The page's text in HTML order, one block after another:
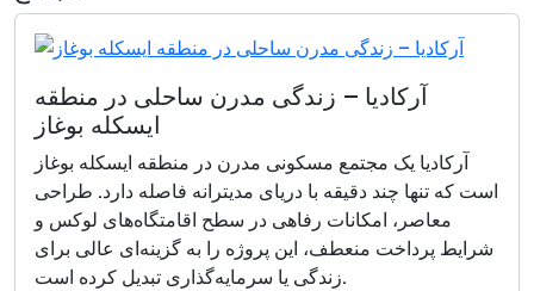
آرکادیا – زندگی مدرن ساحلی در منطقه
ایسکله بوغاز
آرکادیا یک مجتمع مسکونی مدرن در منطقه ایسکله بوغاز
است که تنها چند دقیقه با دریای مدیترانه فاصله دارد. طراحی
معاصر، امکانات رفاهی در سطح اقامتگاه‌های لوکس و
شرایط پرداخت منعطف، این پروژه را به گزینه‌ای عالی برای
زندگی یا سرمایه‌گذاری تبدیل کرده است.